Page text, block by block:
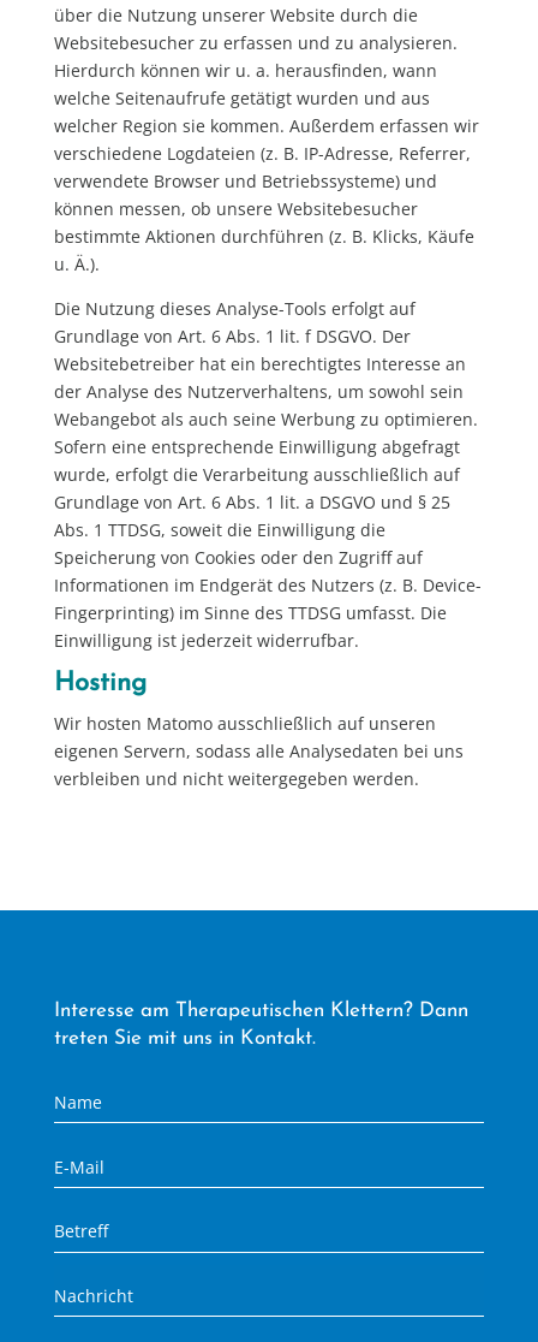
über die Nutzung unserer Website durch die
Websitebesucher zu erfassen und zu analysieren.
Hierdurch können wir u. a. herausfinden, wann
welche Seitenaufrufe getätigt wurden und aus
welcher Region sie kommen. Außerdem erfassen wir
verschiedene Logdateien (z. B. IP-Adresse, Referrer,
verwendete Browser und Betriebssysteme) und
können messen, ob unsere Websitebesucher
bestimmte Aktionen durchführen (z. B. Klicks, Käufe
u. Ä.).
Die Nutzung dieses Analyse-Tools erfolgt auf
Grundlage von Art. 6 Abs. 1 lit. f DSGVO. Der
Websitebetreiber hat ein berechtigtes Interesse an
der Analyse des Nutzerverhaltens, um sowohl sein
Webangebot als auch seine Werbung zu optimieren.
Sofern eine entsprechende Einwilligung abgefragt
wurde, erfolgt die Verarbeitung ausschließlich auf
Grundlage von Art. 6 Abs. 1 lit. a DSGVO und § 25
Abs. 1 TTDSG, soweit die Einwilligung die
Speicherung von Cookies oder den Zugriff auf
Informationen im Endgerät des Nutzers (z. B. Device-
Fingerprinting) im Sinne des TTDSG umfasst. Die
Einwilligung ist jederzeit widerrufbar.
Hosting
Wir hosten Matomo ausschließlich auf unseren
eigenen Servern, sodass alle Analysedaten bei uns
verbleiben und nicht weitergegeben werden.
Interesse am Therapeutischen Klettern? Dann
treten Sie mit uns in Kontakt.